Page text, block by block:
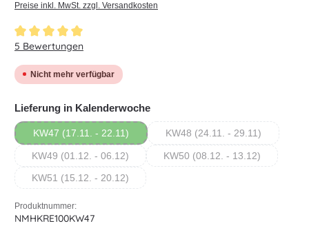
Preise inkl. MwSt. zzgl. Versandkosten
Durchschnittliche Bewertung von 5 von 5 Sternen
5 Bewertungen
Nicht mehr verfügbar
Lieferung in Kalenderwocheauswählen
KW47 (17.11. - 22.11)
(Diese Option ist zurzeit nicht verfügbar.)
KW48 (24.11. - 29.11)
(Diese Option ist zurzeit
KW49 (01.12. - 06.12)
(Diese Option ist zurzeit nicht verfügbar.)
KW50 (08.12. - 13.12)
(Diese Option ist zurzeit
KW51 (15.12. - 20.12)
(Diese Option ist zurzeit nicht verfügbar.)
Produktnummer:
NMHKRE100KW47